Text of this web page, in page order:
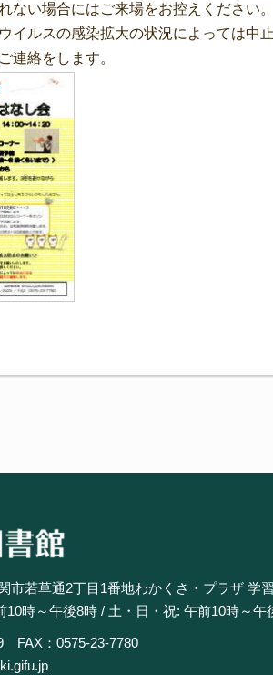
ない場合にはご来場をお控えください。
イルスの感染拡大の状況によっては中
連絡をします。
市若草通2丁目1番地わかくさ・プラザ 学
10時～午後8時 / 土・日・祝: 午前10時～午
FAX：0575-23-7780